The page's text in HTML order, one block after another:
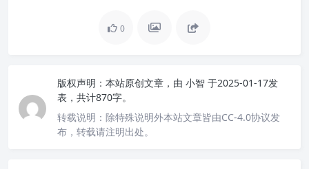
0
版权声明： 本站原创文章，由 小智 于2025-01-17发
表，共计870字。
转载说明： 除特殊说明外本站文章皆由CC-4.0协议发
布，转载请注明出处。